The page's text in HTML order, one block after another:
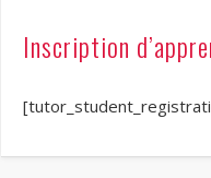
Inscription